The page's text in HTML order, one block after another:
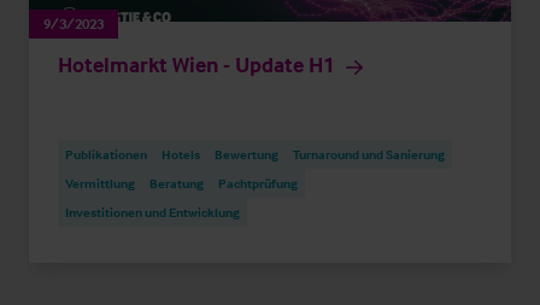
9/3/2023
Hotelmarkt Wien - Update H1
Publikationen Hotels Bewertung
Turnaround und Sanierung
Vermittlung
Beratung
Pachtprüfung
Investitionen und Entwicklung